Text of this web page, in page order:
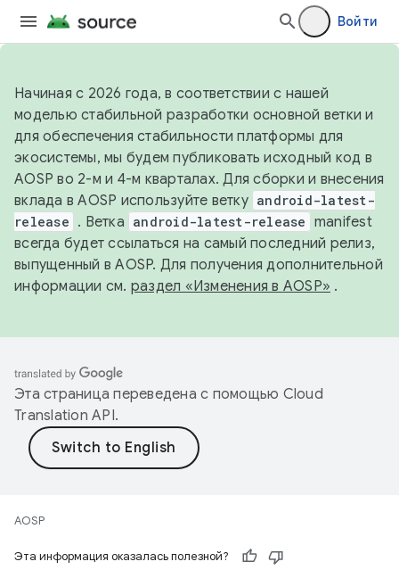
Войти
Начиная с 2026 года, в соответствии с нашей
моделью стабильной разработки основной ветки и
для обеспечения стабильности платформы для
экосистемы, мы будем публиковать исходный код в
AOSP во 2-м и 4-м кварталах. Для сборки и внесения
вклада в AOSP используйте ветку android-latest-
release . Ветка android-latest-release manifest
всегда будет ссылаться на самый последний релиз,
выпущенный в AOSP. Для получения дополнительной
информации см. раздел «Изменения в AOSP» .
Эта страница переведена с помощью Cloud
Translation API.
AOSP
Эта информация оказалась полезной?